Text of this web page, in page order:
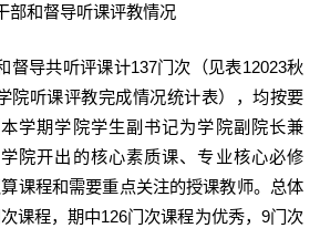
部和督导听课评教情况
督导共听评课计137门次（见表12023秋
院听课评教完成情况统计表），均按要
学期学院学生副书记为学院副院长兼
院开出的核心素质课、专业核心必修
课程和需要重点关注的授课教师。总体
课程，期中126门次课程为优秀，9门次